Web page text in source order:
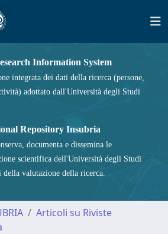
Information System
integrata dei dati della ricerca (persone,
adottato dall'Università degli Studi
Repository Insubria
documenta e dissemina le
scientifica dell'Università degli Studi
valutazione della ricerca.
Articoli su Riviste